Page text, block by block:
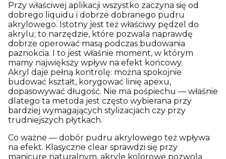
Przy właściwej aplikacji wszystko zaczyna się od
dobrego liquidu i dobrze dobranego pudru
akrylowego. Istotny jest też właściwy pędzel do
akrylu; to narzędzie, które pozwala naprawdę
dobrze operować masą podczas budowania
paznokcia. I to jest właśnie moment, w którym
mamy największy wpływ na efekt końcowy.
Akryl daje pełną kontrolę: można spokojnie
budować kształt, korygować linię apexu,
dopasowywać długość. Nie ma pośpiechu — właśnie
dlatego ta metoda jest często wybierana przy
bardziej wymagających stylizacjach czy przy
trudniejszych płytkach.
Co ważne — dobór pudru akrylowego też wpływa
na efekt. Klasyczne clear sprawdzi się przy
manicure naturalnym, akryle kolorowe pozwolą